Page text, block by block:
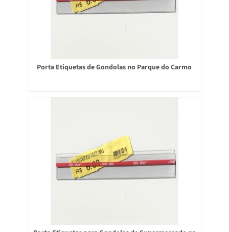
Porta Etiquetas de Gondolas no Parque do Carmo